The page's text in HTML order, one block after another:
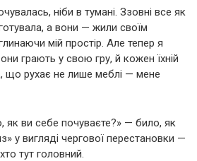
ніби в тумані. Ззовні все як
а вони — жили своїм
мій простір. Але тепер я
грають у свою гру, й кожен їхній
що рухає не лише меблі — мене
як ви себе почуваєте?» — било, як
у вигляді чергової перестановки —
тут головний.